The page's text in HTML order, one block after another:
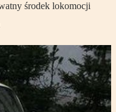
środek lokomocji